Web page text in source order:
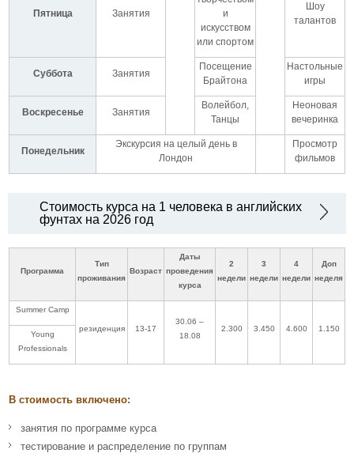
Пятница Занятия
и
искусством
или спортом
Шоу
талантов
Суббота Занятия
Посещение
Брайтона
Настольные
игры
Воскресенье Занятия
Волейбол,
Танцы
Неоновая
вечеринка
Понедельник
Экскурсия на целый день в
Лондон
Просмотр
фильмов
Стоимость курса на 1 человека в английских
фунтах на 2026 год
Программа
Тип
проживания
Возраст
Даты
проведения
курса
2
недели
3
недели
4
недели
Доп
неделя
Summer Camp
резиденция 13-17
30.06 –
18.08
2.300 3.450 4.600 1.150
Young
Professionals
В стоимость включено:
занятия по программе курса
тестирование и распределение по группам